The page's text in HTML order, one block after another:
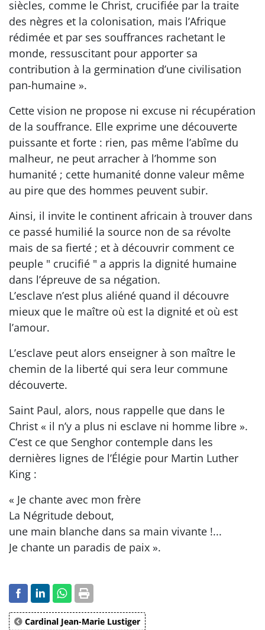
siècles, comme le Christ, crucifiée par la traite
des nègres et la colonisation, mais l’Afrique
rédimée et par ses souffrances rachetant le
monde, ressuscitant pour apporter sa
contribution à la germination d’une civilisation
pan-humaine ».
Cette vision ne propose ni excuse ni récupération
de la souffrance. Elle exprime une découverte
puissante et forte : rien, pas même l’abîme du
malheur, ne peut arracher à l’homme son
humanité ; cette humanité donne valeur même
au pire que des hommes peuvent subir.
Ainsi, il invite le continent africain à trouver dans
ce passé humilié la source non de sa révolte
mais de sa fierté ; et à découvrir comment ce
peuple " crucifié " a appris la dignité humaine
dans l’épreuve de sa négation.
L’esclave n’est plus aliéné quand il découvre
mieux que le maître où est la dignité et où est
l’amour.
L’esclave peut alors enseigner à son maître le
chemin de la liberté qui sera leur commune
découverte.
Saint Paul, alors, nous rappelle que dans le
Christ « il n’y a plus ni esclave ni homme libre ».
C’est ce que Senghor contemple dans les
dernières lignes de l’Élégie pour Martin Luther
King :
« Je chante avec mon frère
La Négritude debout,
une main blanche dans sa main vivante !...
Je chante un paradis de paix ».
Cardinal Jean-Marie Lustiger